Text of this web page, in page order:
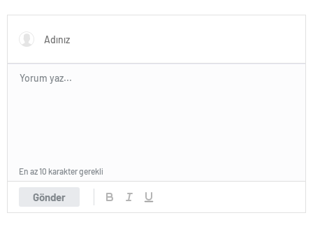
Gönder
En az 10 karakter gerekli